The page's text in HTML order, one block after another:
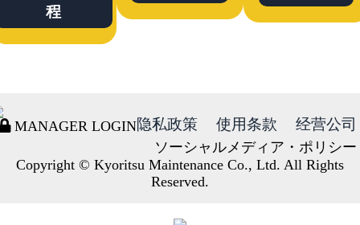
程
MANAGER LOGIN隐私政策 使用条款 经营公司
ソーシャルメディア・ポリシー
Copyright © Kyoritsu Maintenance Co., Ltd. All Rights
Reserved.